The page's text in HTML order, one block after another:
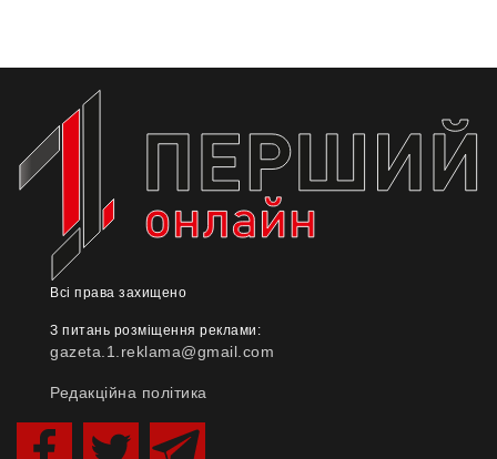
Всі права захищено
З питань розміщення реклами:
gazeta.1.reklama@gmail.com
Редакційна політика